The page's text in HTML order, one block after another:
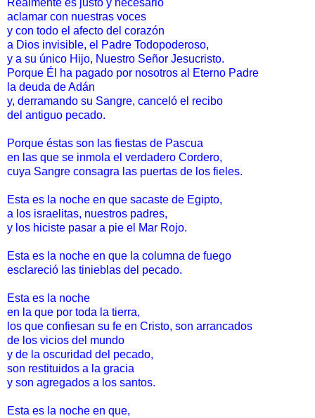
Realmente es justo y necesario
aclamar con nuestras voces
y con todo el afecto del corazón
a Dios invisible, el Padre Todopoderoso,
y a su único Hijo, Nuestro Señor Jesucristo.
Porque Él ha pagado por nosotros al Eterno Padre
la deuda de Adán
y, derramando su Sangre, canceló el recibo
del antiguo pecado.
Porque éstas son las fiestas de Pascua
en las que se inmola el verdadero Cordero,
cuya Sangre consagra las puertas de los fieles.
Esta es la noche en que sacaste de Egipto,
a los israelitas, nuestros padres,
y los hiciste pasar a pie el Mar Rojo.
Esta es la noche en que la columna de fuego
esclareció las tinieblas del pecado.
Esta es la noche
en la que por toda la tierra,
los que confiesan su fe en Cristo, son arrancados
de los vicios del mundo
y de la oscuridad del pecado,
son restituidos a la gracia
y son agregados a los santos.
Esta es la noche en que,